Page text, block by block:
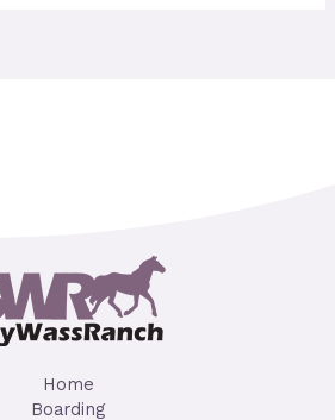
Home
Boarding